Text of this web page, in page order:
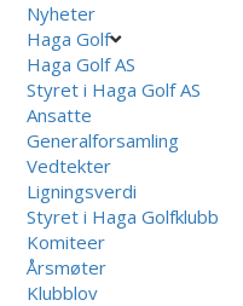
Nyheter
Haga Golf
Haga Golf AS
Styret i Haga Golf AS
Ansatte
Generalforsamling
Vedtekter
Ligningsverdi
Styret i Haga Golfklubb
Komiteer
Årsmøter
Klubblov